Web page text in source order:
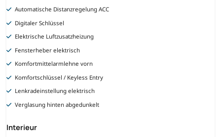
Automatische Distanzregelung ACC
Digitaler Schlüssel
Elektrische Luftzusatzheizung
Fensterheber elektrisch
Komfortmittelarmlehne vorn
Komfortschlüssel / Keyless Entry
Lenkradeinstellung elektrisch
Verglasung hinten abgedunkelt
Interieur